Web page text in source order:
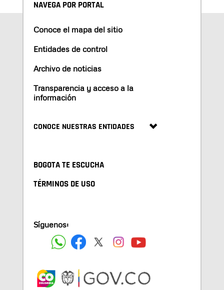
NAVEGA POR PORTAL
Conoce el mapa del sitio
Entidades de control
Archivo de noticias
Transparencia y acceso a la
información
CONOCE NUESTRAS ENTIDADES
BOGOTA TE ESCUCHA
TÉRMINOS DE USO
Síguenos: